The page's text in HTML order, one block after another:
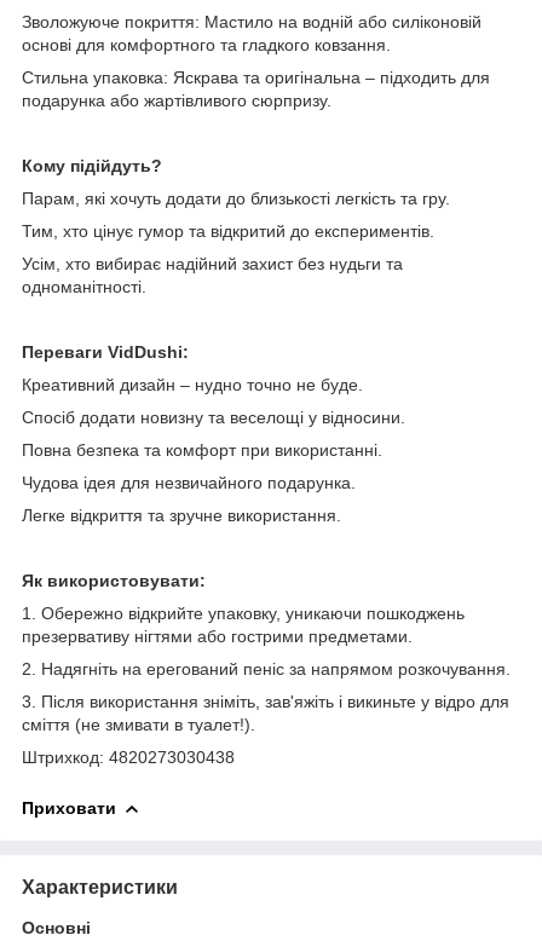
Зволожуюче покриття: Мастило на водній або силіконовій
основі для комфортного та гладкого ковзання.
Стильна упаковка: Яскрава та оригінальна – підходить для
подарунка або жартівливого сюрпризу.
Кому підійдуть?
Парам, які хочуть додати до близькості легкість та гру.
Тим, хто цінує гумор та відкритий до експериментів.
Усім, хто вибирає надійний захист без нудьги та
одноманітності.
Переваги VidDushi:
Креативний дизайн – нудно точно не буде.
Спосіб додати новизну та веселощі у відносини.
Повна безпека та комфорт при використанні.
Чудова ідея для незвичайного подарунка.
Легке відкриття та зручне використання.
Як використовувати:
1. Обережно відкрийте упаковку, уникаючи пошкоджень
презервативу нігтями або гострими предметами.
2. Надягніть на ерегований пеніс за напрямом розкочування.
3. Після використання зніміть, зав'яжіть і викиньте у відро для
сміття (не змивати в туалет!).
Штрихкод: 4820273030438
Приховати
Характеристики
Основні